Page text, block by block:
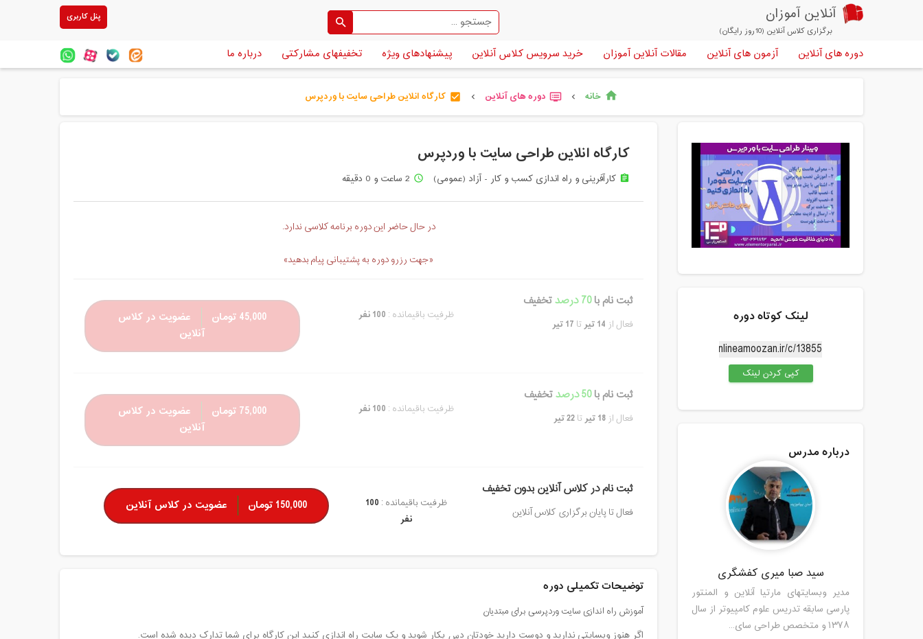
آنلاین آموزان
برگزاری کلاس آنلاین (10روز رایگان)
پنل کاربری
دوره های آنلاین آزمون های آنلاین مقالات آنلاین آموزان خرید سرویس کلاس آنلاین پیشنهادهای ویژه تخفیفهای مشارکتی درباره ما
home خانه chevron_left
dvr دوره های آنلاین chevron_left
check_box کارگاه انلاین طراحی سایت با وردپرس
کارگاه انلاین طراحی سایت با وردپرس
assignment کارآفرینی و راه اندازی کسب و کار - آزاد (عمومی) access_time 2 ساعت و 0 دقیقه
در حال حاضر این دوره برنامه کلاسی ندارد.
«جهت رزرو دوره به پشتیبانی پیام بدهید»
ثبت نام با70 درصد تخفیف
فعال از 14 تیر تا 17 تیر
ظرفیت باقیمانده : 100 نفر 45,000 تومان
عضویت در کلاس
آنلاین
ثبت نام با50 درصد تخفیف
فعال از18 تیر تا22 تیر
ظرفیت باقیمانده : 100 نفر 75,000 تومان
عضویت در کلاس
آنلاین
ثبت نام در کلاس آنلاین بدون تخفیف
فعال تا پایان برگزاری کلاس آنلاین
ظرفیت باقیمانده : 100
نفر
150,000 تومان عضویت در کلاس آنلاین
توضیحات تکمیلی دوره
آموزش راه اندازی سایت وردپرسی برای مبتدیان
اگر هنوز وبسایتی ندارید و دوست دارید خودتان دس بکار شوید و یک سایت راه اندازی کنید این کارگاه برای شما تدارک دیده شده است.
لینک کوتاه دوره
کپی کردن لینک
درباره مدرس
سید صبا میری کفشگری
مدیر وبسایتهای مارتیا آنلاین و المنتور
پارسی سابقه تدریس علوم کامپیوتر از سال
۱۳۷۸ و متخصص طراحی سای...